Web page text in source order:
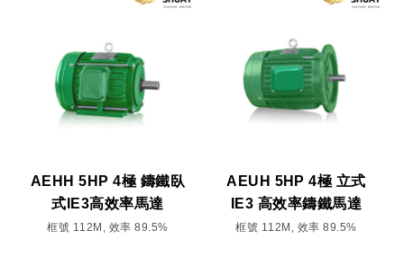
AEHH 5HP 4極 鑄鐵臥
式IE3高效率馬達
框號 112M, 效率 89.5%
AEUH 5HP 4極 立式
IE3 高效率鑄鐵馬達
框號 112M, 效率 89.5%